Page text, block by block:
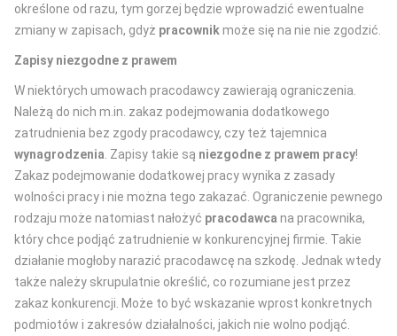
określone od razu, tym gorzej będzie wprowadzić ewentualne
zmiany w zapisach, gdyż pracownikmoże się na nie nie zgodzić.
Zapisy niezgodne z prawem
W niektórych umowach pracodawcy zawierają ograniczenia.
Należą do nich m.in. zakaz podejmowania dodatkowego
zatrudnienia bez zgody pracodawcy, czy też tajemnica
wynagrodzenia . Zapisy takie są niezgodne z prawem pracy!
Zakaz podejmowanie dodatkowej pracy wynika z zasady
wolności pracy i nie można tego zakazać. Ograniczenie pewnego
rodzaju może natomiast nałożyć pracodawca na pracownika,
który chce podjąć zatrudnienie w konkurencyjnej firmie. Takie
działanie mogłoby narazić pracodawcę na szkodę. Jednak wtedy
także należy skrupulatnie określić, co rozumiane jest przez
zakaz konkurencji. Może to być wskazanie wprost konkretnych
podmiotów i zakresów działalności, jakich nie wolno podjąć.